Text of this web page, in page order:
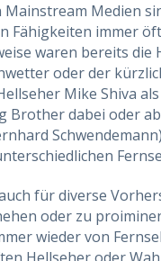
Mainstream Medien
Fähigkeiten immer
waren bereits die
oder der
Mike Shiva
Brother dabei oder
für diverse
oder zu
wieder von